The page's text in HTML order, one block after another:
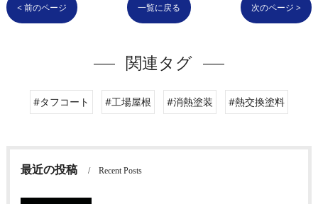
< 前のページ 一覧に戻る 次のページ >
関連タグ
#タフコート #工場屋根 #消熱塗装 #熱交換塗料
最近の投稿 Recent Posts